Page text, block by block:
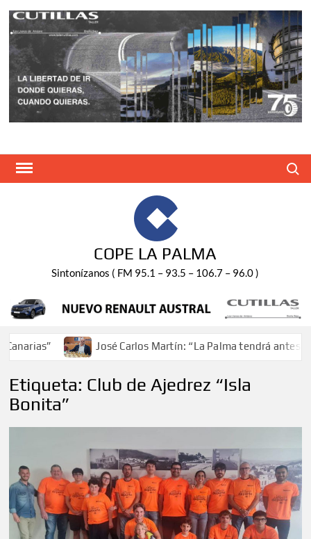
Saltar
contenido
COPE LA PALMA
Sintonízanos ( FM 95.1 – 93.5 – 106.7 – 96.0 )
José Carlos Martín: “La Palma tendrá antes de 2030 un
Etiqueta: Club de Ajedrez “Isla
Bonita”